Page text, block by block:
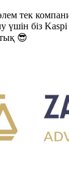
тек
үшін біз
😎